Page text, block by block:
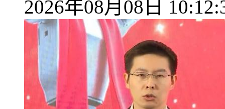
2026年08月08日